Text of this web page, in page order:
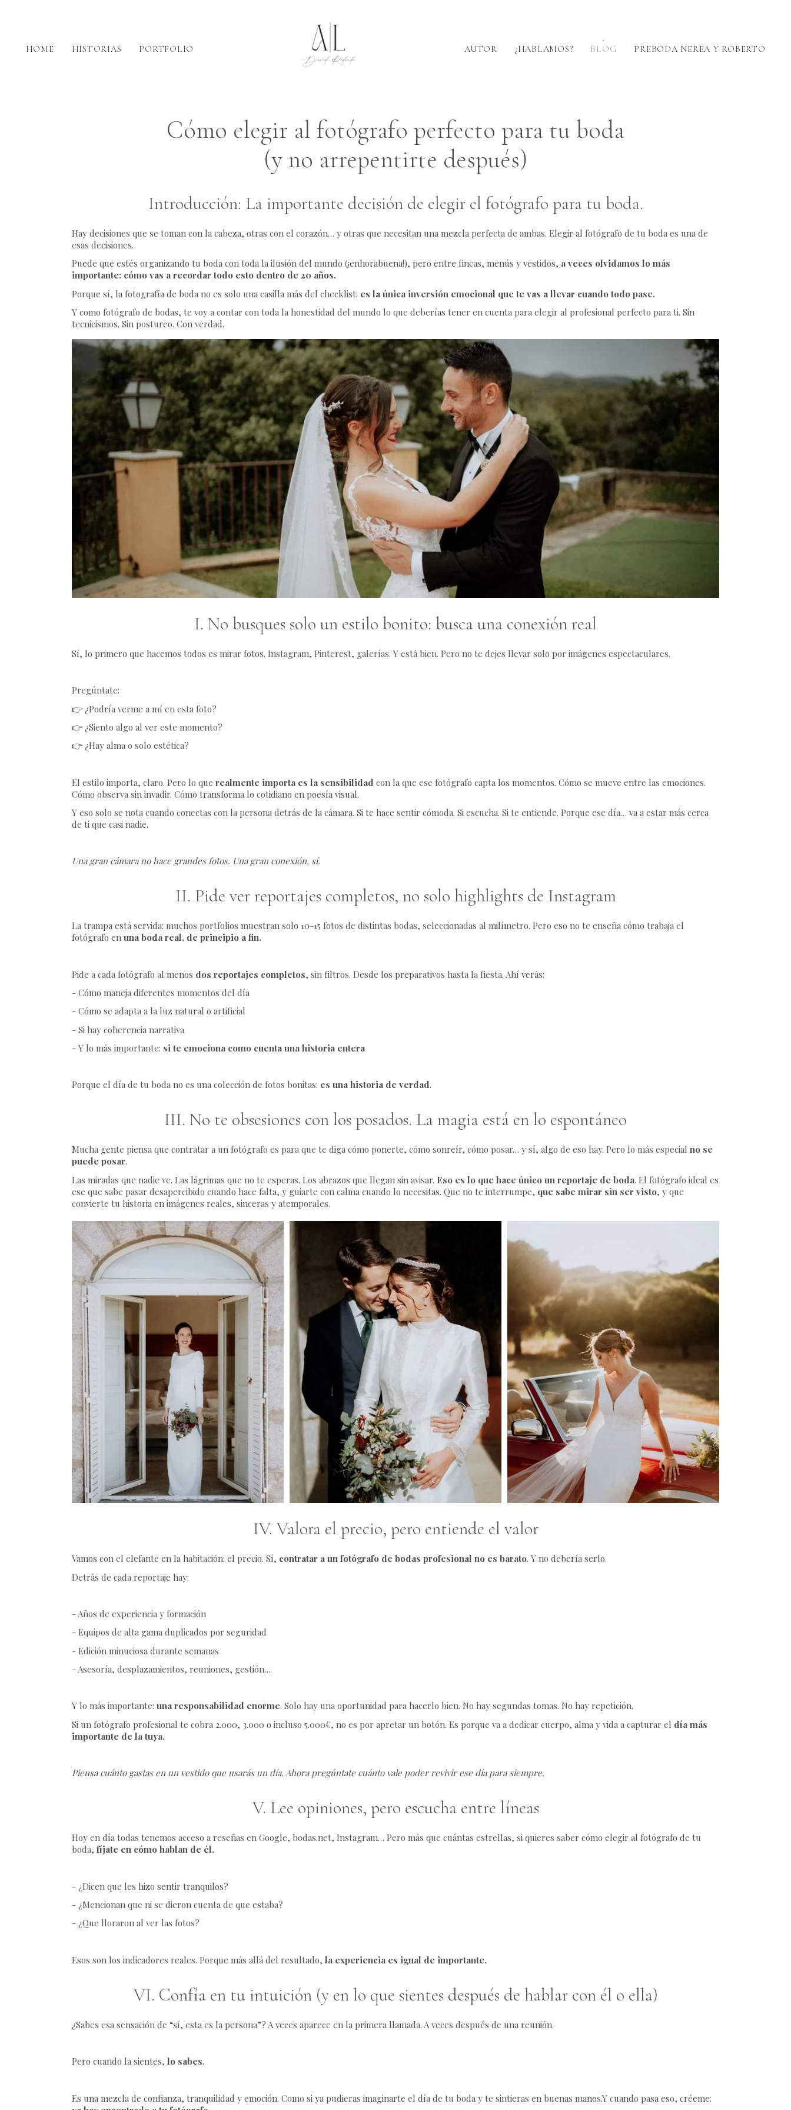
HOME HISTORIAS PORTFOLIO AUTOR ¿HABLAMOS? BLOG PREBODA NEREA Y ROBERTO
Cómo elegir al fotógrafo perfecto para tu boda
(y no arrepentirte después)
Introducción: La importante decisión de elegir el fotógrafo para tu boda.
Hay decisiones que se toman con la cabeza, otras con el corazón… y otras que necesitan una mezcla perfecta de ambas. Elegir al fotógrafo de tu boda es una de
esas decisiones.
Puede que estés organizando tu boda con toda la ilusión del mundo (¡enhorabuena!), pero entre fincas, menús y vestidos, a veces olvidamos lo más
importante: cómo vas a recordar todo esto dentro de 20 años.
Porque sí, la fotografía de boda no es solo una casilla más del checklist: es la única inversión emocional que te vas a llevar cuando todo pase.
Y como fotógrafo de bodas, te voy a contar con toda la honestidad del mundo lo que deberías tener en cuenta para elegir al profesional perfecto para ti. Sin
tecnicismos. Sin postureo. Con verdad.
I. No busques solo un estilo bonito: busca una conexión real
Sí, lo primero que hacemos todos es mirar fotos. Instagram, Pinterest, galerías. Y está bien. Pero no te dejes llevar solo por imágenes espectaculares.
Pregúntate:
👉 ¿Podría verme a mí en esta foto?
👉 ¿Siento algo al ver este momento?
👉 ¿Hay alma o solo estética?
El estilo importa, claro. Pero lo que realmente importa es la sensibilidad con la que ese fotógrafo capta los momentos. Cómo se mueve entre las emociones.
Cómo observa sin invadir. Cómo transforma lo cotidiano en poesía visual.
Y eso solo se nota cuando conectas con la persona detrás de la cámara. Si te hace sentir cómoda. Si escucha. Si te entiende. Porque ese día… va a estar más cerca
de ti que casi nadie.
Una gran cámara no hace grandes fotos. Una gran conexión, sí.
II. Pide ver reportajes completos, no solo highlights de Instagram
La trampa está servida: muchos portfolios muestran solo 10-15 fotos de distintas bodas, seleccionadas al milímetro. Pero eso no te enseña cómo trabaja el
fotógrafo en una boda real, de principio a fin.
Pide a cada fotógrafo al menos dos reportajes completos, sin filtros. Desde los preparativos hasta la fiesta. Ahí verás:
- Cómo maneja diferentes momentos del día
- Cómo se adapta a la luz natural o artificial
- Si hay coherencia narrativa
- Y lo más importante: si te emociona como cuenta una historia entera
Porque el día de tu boda no es una colección de fotos bonitas: es una historia de verdad.
III. No te obsesiones con los posados. La magia está en lo espontáneo
Mucha gente piensa que contratar a un fotógrafo es para que te diga cómo ponerte, cómo sonreír, cómo posar… y sí, algo de eso hay. Pero lo más especial no se
puede posar.
Las miradas que nadie ve. Las lágrimas que no te esperas. Los abrazos que llegan sin avisar. Eso es lo que hace único un reportaje de boda. El fotógrafo ideal es
ese que sabe pasar desapercibido cuando hace falta, y guiarte con calma cuando lo necesitas. Que no te interrumpe, que sabe mirar sin ser visto, y que
convierte tu historia en imágenes reales, sinceras y atemporales.
IV. Valora el precio, pero entiende el valor
Vamos con el elefante en la habitación: el precio. Sí, contratar a un fotógrafo de bodas profesional no es barato. Y no debería serlo.
Detrás de cada reportaje hay:
- Años de experiencia y formación
- Equipos de alta gama duplicados por seguridad
- Edición minuciosa durante semanas
- Asesoría, desplazamientos, reuniones, gestión…
Y lo más importante: una responsabilidad enorme. Solo hay una oportunidad para hacerlo bien. No hay segundas tomas. No hay repetición.
Si un fotógrafo profesional te cobra 2.000, 3.000 o incluso 5.000€, no es por apretar un botón. Es porque va a dedicar cuerpo, alma y vida a capturar el día más
importante de la tuya.
Piensa cuánto gastas en un vestido que usarás un día. Ahora pregúntate cuánto vale poder revivir ese día para siempre.
V. Lee opiniones, pero escucha entre líneas
Hoy en día todas tenemos acceso a reseñas en Google, bodas.net, Instagram… Pero más que cuántas estrellas, si quieres saber cómo elegir al fotógrafo de tu
boda, fíjate en cómo hablan de él.
- ¿Dicen que les hizo sentir tranquilos?
- ¿Mencionan que ni se dieron cuenta de que estaba?
- ¿Que lloraron al ver las fotos?
Esos son los indicadores reales. Porque más allá del resultado, la experiencia es igual de importante.
VI. Confía en tu intuición (y en lo que sientes después de hablar con él o ella)
¿Sabes esa sensación de “sí, esta es la persona”? A veces aparece en la primera llamada. A veces después de una reunión.
Pero cuando la sientes, lo sabes.
Es una mezcla de confianza, tranquilidad y emoción. Como si ya pudieras imaginarte el día de tu boda y te sintieras en buenas manos.Y cuando pasa eso, créeme: